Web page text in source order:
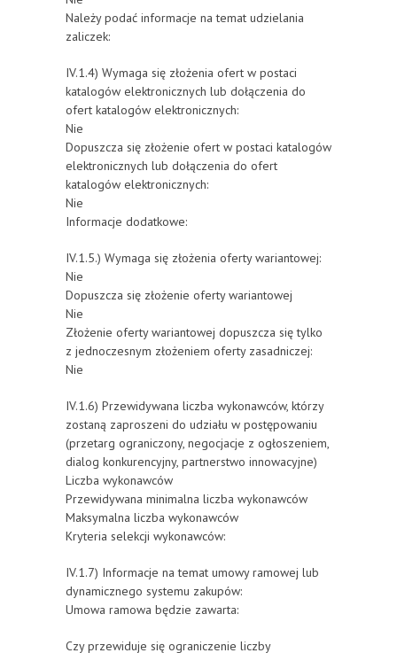
Należy podać informacje na temat udzielania
zaliczek:
IV.1.4) Wymaga się złożenia ofert w postaci
katalogów elektronicznych lub dołączenia do
ofert katalogów elektronicznych:
Nie
Dopuszcza się złożenie ofert w postaci katalogów
elektronicznych lub dołączenia do ofert
katalogów elektronicznych:
Nie
Informacje dodatkowe:
IV.1.5.) Wymaga się złożenia oferty wariantowej:
Nie
Dopuszcza się złożenie oferty wariantowej
Nie
Złożenie oferty wariantowej dopuszcza się tylko
z jednoczesnym złożeniem oferty zasadniczej:
Nie
IV.1.6) Przewidywana liczba wykonawców, którzy
zostaną zaproszeni do udziału w postępowaniu
(przetarg ograniczony, negocjacje z ogłoszeniem,
dialog konkurencyjny, partnerstwo innowacyjne)
Liczba wykonawców
Przewidywana minimalna liczba wykonawców
Maksymalna liczba wykonawców
Kryteria selekcji wykonawców:
IV.1.7) Informacje na temat umowy ramowej lub
dynamicznego systemu zakupów:
Umowa ramowa będzie zawarta:
Czy przewiduje się ograniczenie liczby